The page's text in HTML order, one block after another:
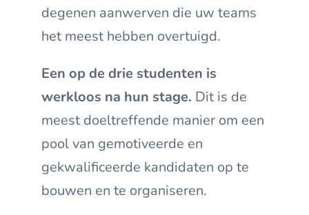
degenen aanwerven die uw teams
het meest hebben overtuigd.
Een op de drie studenten is
werkloos na hun stage. Dit is de
meest doeltreffende manier om een
pool van gemotiveerde en
gekwalificeerde kandidaten op te
bouwen en te organiseren.